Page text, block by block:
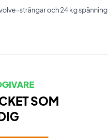
strängar och 24 kg spänning.
SOM